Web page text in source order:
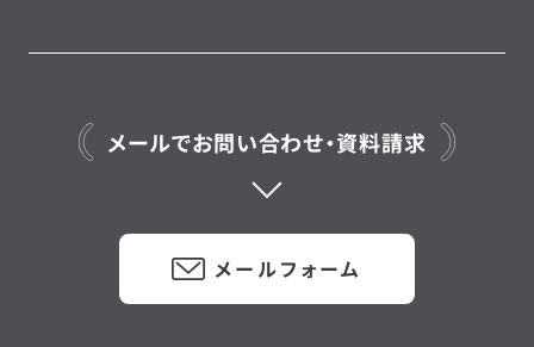
メールでお問い合わせ・資料請求
メールフォーム